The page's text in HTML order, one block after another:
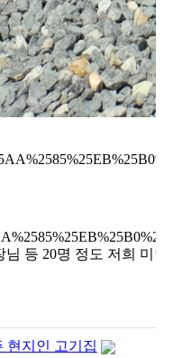
등 20명 정도 저희 미
현지인 고기집